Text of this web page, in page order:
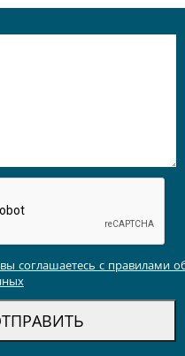
соглашаетесь с правилами